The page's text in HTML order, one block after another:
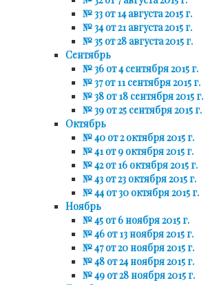
№ 33 от 14 августа 2015 г.
№ 34 от 21 августа 2015 г.
№ 35 от 28 августа 2015 г.
Сентябрь
№ 36 от 4 сентября 2015 г.
№ 37 от 11 сентября 2015 г.
№ 38 от 18 сентября 2015 г.
№ 39 от 25 сентября 2015 г.
Октябрь
№ 40 от 2 октября 2015 г.
№ 41 от 9 октября 2015 г.
№ 42 от 16 октября 2015 г.
№ 43 от 23 октября 2015 г.
№ 44 от 30 октября 2015 г.
Ноябрь
№ 45 от 6 ноября 2015 г.
№ 46 от 13 ноября 2015 г.
№ 47 от 20 ноября 2015 г.
№ 48 от 24 ноября 2015 г.
№ 49 от 28 ноября 2015 г.